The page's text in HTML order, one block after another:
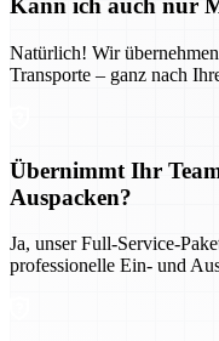
Kann ich auch nur
Natürlich! Wir
Transporte – ganz nach
Übernimmt Ihr
Auspacken?
Ja, unser Full-Service-
professionelle Ein- und